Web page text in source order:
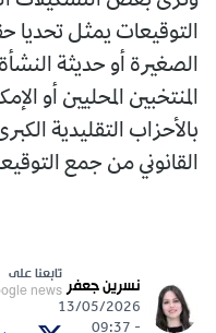
التوقيعات يمثل تحديا
الصغيرة أو حديثة
المنتخبين المحليين أو
بالأحزاب التقليدية
القانوني من جمع
نسرين جعفر
13/05/2026
تابعنا على
news